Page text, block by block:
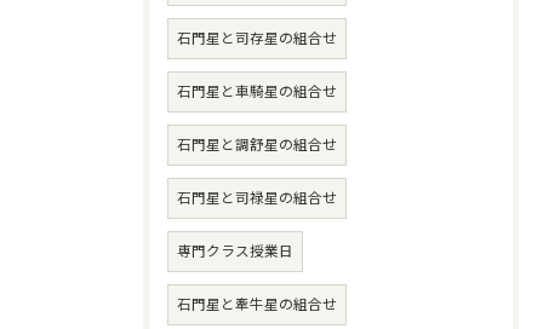
石門星と司存星の組合せ
石門星と車騎星の組合せ
石門星と調舒星の組合せ
石門星と司禄星の組合せ
専門クラス授業日
石門星と牽牛星の組合せ